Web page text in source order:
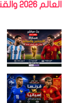
العالم 2026 والقنوات الناقلة وموعد اللقاء